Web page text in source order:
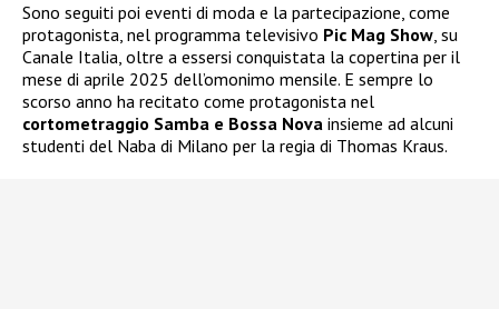
Sono seguiti poi eventi di moda e la partecipazione, come
protagonista, nel programma televisivo Pic Mag Show, su
Canale Italia, oltre a essersi conquistata la copertina per il
mese di aprile 2025 dell’omonimo mensile. E sempre lo
scorso anno ha recitato come protagonista nel
cortometraggio Samba e Bossa Nova insieme ad alcuni
studenti del Naba di Milano per la regia di Thomas Kraus.